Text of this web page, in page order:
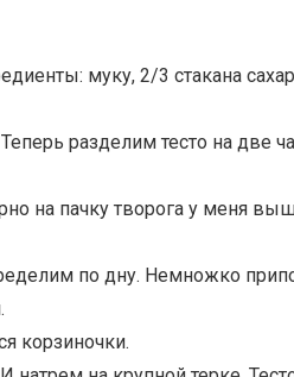
муку, 2/3 стакана
разделим тесто на две
на пачку творога у меня
по дну. Немножко
корзиночки.